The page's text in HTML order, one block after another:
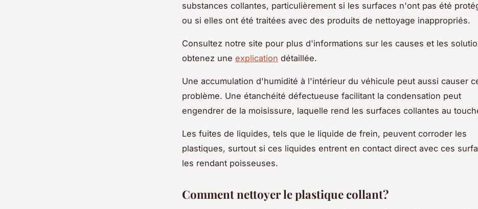
substances collantes, particulièrement si les surfaces n'ont pas été
ou si elles ont été traitées avec des produits de nettoyage inappropriés.
Consultez notre site pour plus d'informations sur les causes et les
obtenez une explication détaillée.
Une accumulation d'humidité à l'intérieur du véhicule peut aussi causer
problème. Une étanchéité défectueuse facilitant la condensation peut
engendrer de la moisissure, laquelle rend les surfaces collantes au
Les fuites de liquides, tels que le liquide de frein, peuvent corroder les
plastiques, surtout si ces liquides entrent en contact direct avec ces
les rendant poisseuses.
Comment nettoyer le plastique collant?